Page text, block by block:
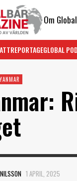
Om
REPORTAGEGLOBAL
1 APRIL, 2025